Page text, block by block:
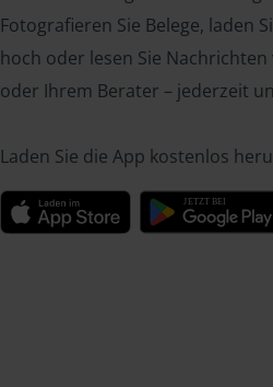
Fotografieren Sie Belege, laden
hoch oder lesen Sie
oder Ihrem Berater – jederzeit
Laden Sie die App kostenlos